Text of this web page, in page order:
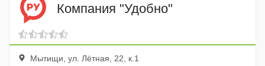
Компания "Удобно"
Мытищи, ул. Лётная, 22, к.1